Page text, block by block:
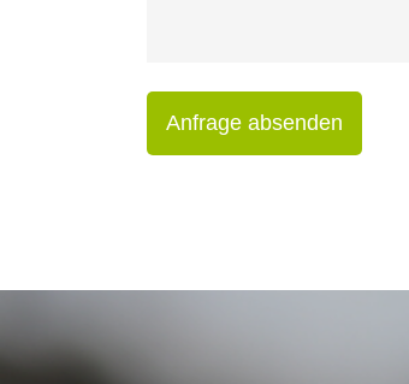
Anfrage absenden